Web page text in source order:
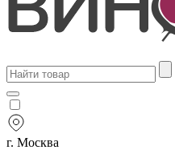
г. Москва